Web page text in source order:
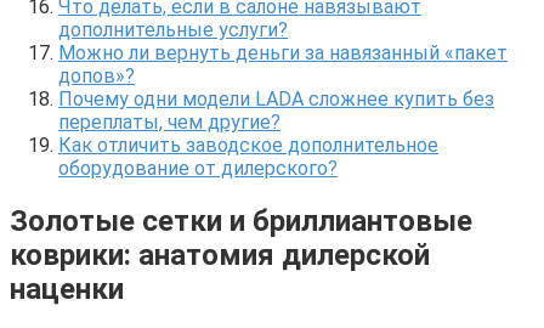
Что делать, если в салоне навязывают
дополнительные услуги?
Можно ли вернуть деньги за навязанный «пакет
допов»?
Почему одни модели LADA сложнее купить без
переплаты, чем другие?
Как отличить заводское дополнительное
оборудование от дилерского?
Золотые сетки и бриллиантовые
коврики: анатомия дилерской
наценки